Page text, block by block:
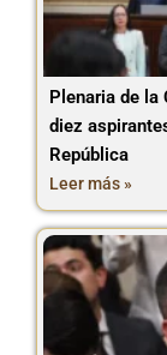
Plenaria de la
diez
República
Leer más »